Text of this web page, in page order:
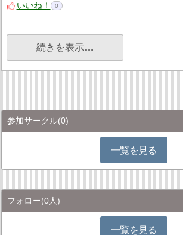
いいね！
0
続きを表示…
参加サークル(0)
一覧を見る
フォロー(0人)
一覧を見る